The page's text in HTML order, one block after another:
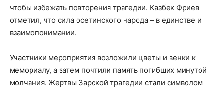
чтобы избежать повторения трагедии. Казбек Фриев
отметил, что сила осетинского народа – в единстве и
взаимопонимании.
Участники мероприятия возложили цветы и венки к
мемориалу, а затем почтили память погибших минутой
молчания. Жертвы Зарской трагедии стали символом